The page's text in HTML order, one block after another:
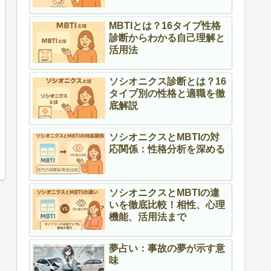
MBTIとは？16タイプ性格
診断からわかる自己理解と
活用法
ソシオニクス診断とは？16
タイプ別の性格と適職を徹
底解説
ソシオニクスとMBTIの対
応関係：性格分析を深める
ソシオニクスとMBTIの違
いを徹底比較！相性、心理
機能、活用法まで
夢占い：事故の夢が示す意
味